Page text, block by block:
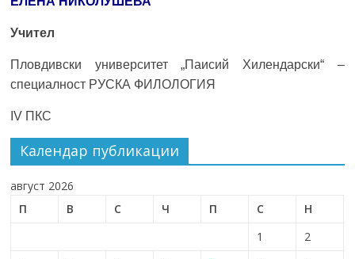
Учител
Пловдивски университет „Паисий Хилендарски“ –
специалност РУСКА ФИЛОЛОГИЯ
IV ПКС
Календар публикации
август 2026
П
В С Ч П С
Н
1
2